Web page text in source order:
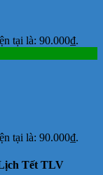
tại là: 90.000₫.
tại là: 90.000₫.